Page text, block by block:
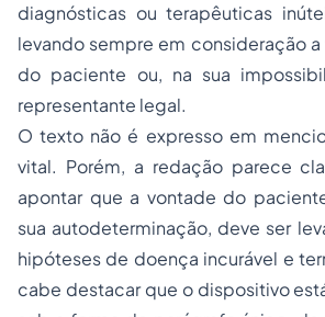
diagnósticas ou terapêuticas
levando sempre em consideração
do paciente ou, na sua
representante legal.
O texto não é expresso em
vital. Porém, a redação parece
apontar que a vontade do
sua autodeterminação, deve ser
hipóteses de doença incurável e
cabe destacar que o dispositivo